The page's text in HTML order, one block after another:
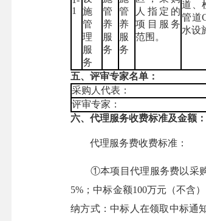
1
施
管
理
服
务
管
养
服
务
管
养
服
务
人指定的
项目服务
范围。
道、
管道
水设
五、评审专家名单：
采购人代表：
评审专家：
六、代理服务收费标准及金额：
代理服务费收费标准：
①本项目代理服务费以采购
5%；中标金额100万元（不含
纳方式：中标人在领取中标通